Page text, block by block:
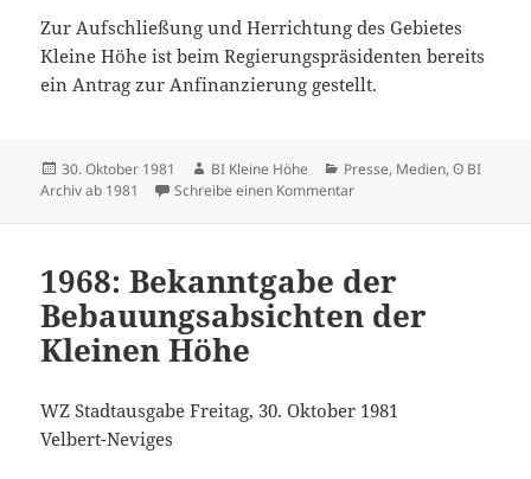
Zur Aufschließung und Herrichtung des Gebietes
Kleine Höhe ist beim Regierungspräsidenten bereits
ein Antrag zur Anfinanzierung gestellt.
Veröffentlicht
am
30. Oktober 1981 Autor
BI Kleine Höhe Kategorien
Presse, Medien,ʘ BI
Archiv ab 1981
Schreibe einen Kommentarzu In gut drei Jahren
1968: Bekanntgabe der
Bebauungsabsichten der
Kleinen Höhe
WZ StadtausgabeFreitag, 30. Oktober 1981
Velbert-Neviges